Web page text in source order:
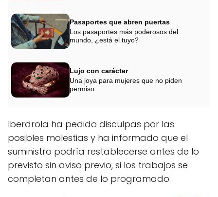
Pasaportes que abren puertas
Los pasaportes más poderosos del
mundo, ¿está el tuyo?
Lujo con carácter
Una joya para mujeres que no piden
permiso
Iberdrola ha pedido disculpas por las
posibles molestias y ha informado que el
suministro podría restablecerse antes de lo
previsto sin aviso previo, si los trabajos se
completan antes de lo programado.